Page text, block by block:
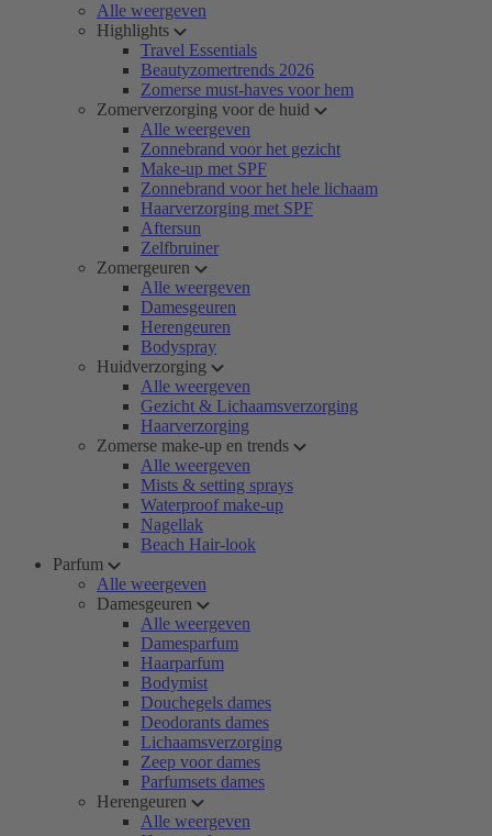
Alle weergeven
Highlights
Travel Essentials
Beautyzomertrends 2026
Zomerse must-haves voor hem
Zomerverzorging voor de huid
Alle weergeven
Zonnebrand voor het gezicht
Make-up met SPF
Zonnebrand voor het hele lichaam
Haarverzorging met SPF
Aftersun
Zelfbruiner
Zomergeuren
Alle weergeven
Damesgeuren
Herengeuren
Bodyspray
Huidverzorging
Alle weergeven
Gezicht & Lichaamsverzorging
Haarverzorging
Zomerse make-up en trends
Alle weergeven
Mists & setting sprays
Waterproof make-up
Nagellak
Beach Hair-look
Parfum
Alle weergeven
Damesgeuren
Alle weergeven
Damesparfum
Haarparfum
Bodymist
Douchegels dames
Deodorants dames
Lichaamsverzorging
Zeep voor dames
Parfumsets dames
Herengeuren
Alle weergeven